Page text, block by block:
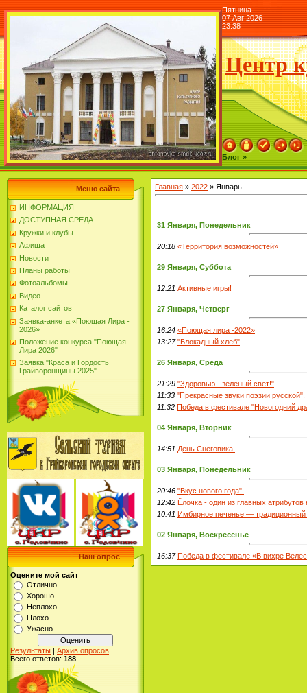
Пятница
07 Авг 2026
23:38
Центр
Блог »
Меню сайта
ИНФОРМАЦИЯ
ДОСТУПНАЯ СРЕДА
Кружки и клубы
Афиша
Новости
Планы работы
Фотоальбомы
Видео
Каталог сайтов
Заявка-анкета «Поющая Лира -
2026»
Положение конкурса "Поющая
Лира 2026"
Заявка "Краса и Гордость
Грайворонщины 2025"
Наш опрос
Оцените мой сайт
Отлично
Хорошо
Неплохо
Плохо
Ужасно
Результаты | Архив опросов
Всего ответов: 188
Главная » 2022 » Январь
31 Января, Понедельник
20:18 «Территория возможностей»
29 Января, Суббота
12:21 Активные игры!
27 Января, Четверг
16:24 «Поющая лира -2022»
13:27 "Блокадный хлеб"
26 Января, Среда
21:29 "Здоровью - зелёный свет!"
11:33 "Прекрасные звуки поэзии русской".
11:32 Победа в фестивале "Новогодний
04 Января, Вторник
14:51 День Снеговика.
03 Января, Понедельник
20:46 "Вкус нового года".
12:42 Ёлочка - один из главных атрибутов
10:41 Имбирное печенье —
02 Января, Воскресенье
16:37 Победа в фестивале «В вихре